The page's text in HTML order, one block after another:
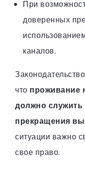
При
доверенных
каналов.
что проживание
должно
прекращения
ситуации важно
свое право.